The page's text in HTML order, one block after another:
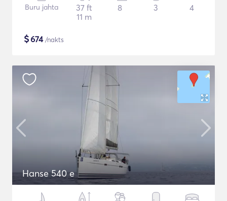
Buru jahta
37 ft
11 m
8 3 4
$674/nakts
Hanse 540 e